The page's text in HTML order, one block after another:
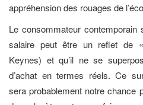
appréhension des rouages de
Le consommateur contemporain
salaire peut être un reflet de
Keynes) et qu’il ne se
d’achat en termes réels. Ce
sera probablement notre chance